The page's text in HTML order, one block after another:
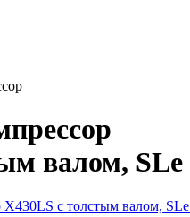
валом, SLe